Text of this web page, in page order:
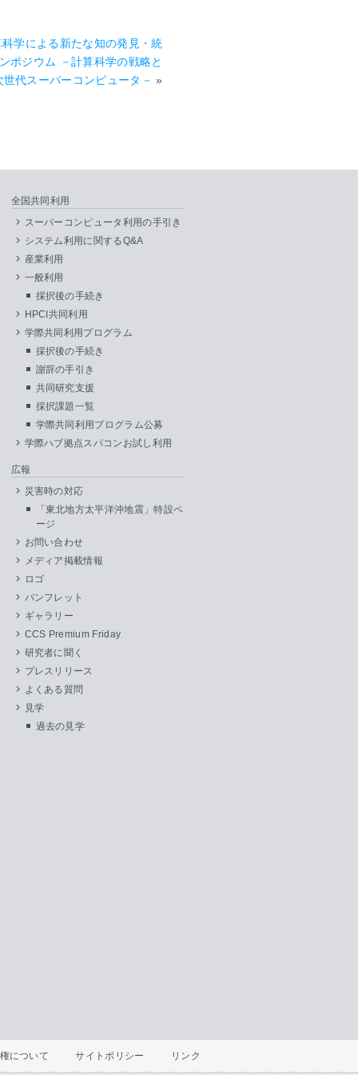
学による新たな知の発見・統
ポジウム －計算科学の戦略と
世代スーパーコンピュータ－ »
全国共同利用
スーパーコンピュータ利用の手引き
システム利用に関するQ&A
産業利用
一般利用
採択後の手続き
HPCI共同利用
学際共同利用プログラム
採択後の手続き
謝辞の手引き
共同研究支援
採択課題一覧
学際共同利用プログラム公募
学際ハブ拠点スパコンお試し利用
広報
災害時の対応
「東北地方太平洋沖地震」特設ペ
ージ
お問い合わせ
メディア掲載情報
ロゴ
パンフレット
ギャラリー
CCS Premium Friday
研究者に聞く
プレスリリース
よくある質問
見学
過去の見学
について サイトポリシー リンク